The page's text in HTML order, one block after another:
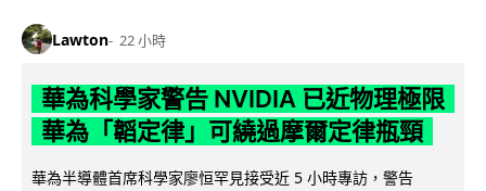
Lawton 22 小時
華為科學家警告 NVIDIA 已近物理極限
華為「韜定律」可繞過摩爾定律瓶頸
華為半導體首席科學家廖恒罕見接受近 5 小時專訪，警告